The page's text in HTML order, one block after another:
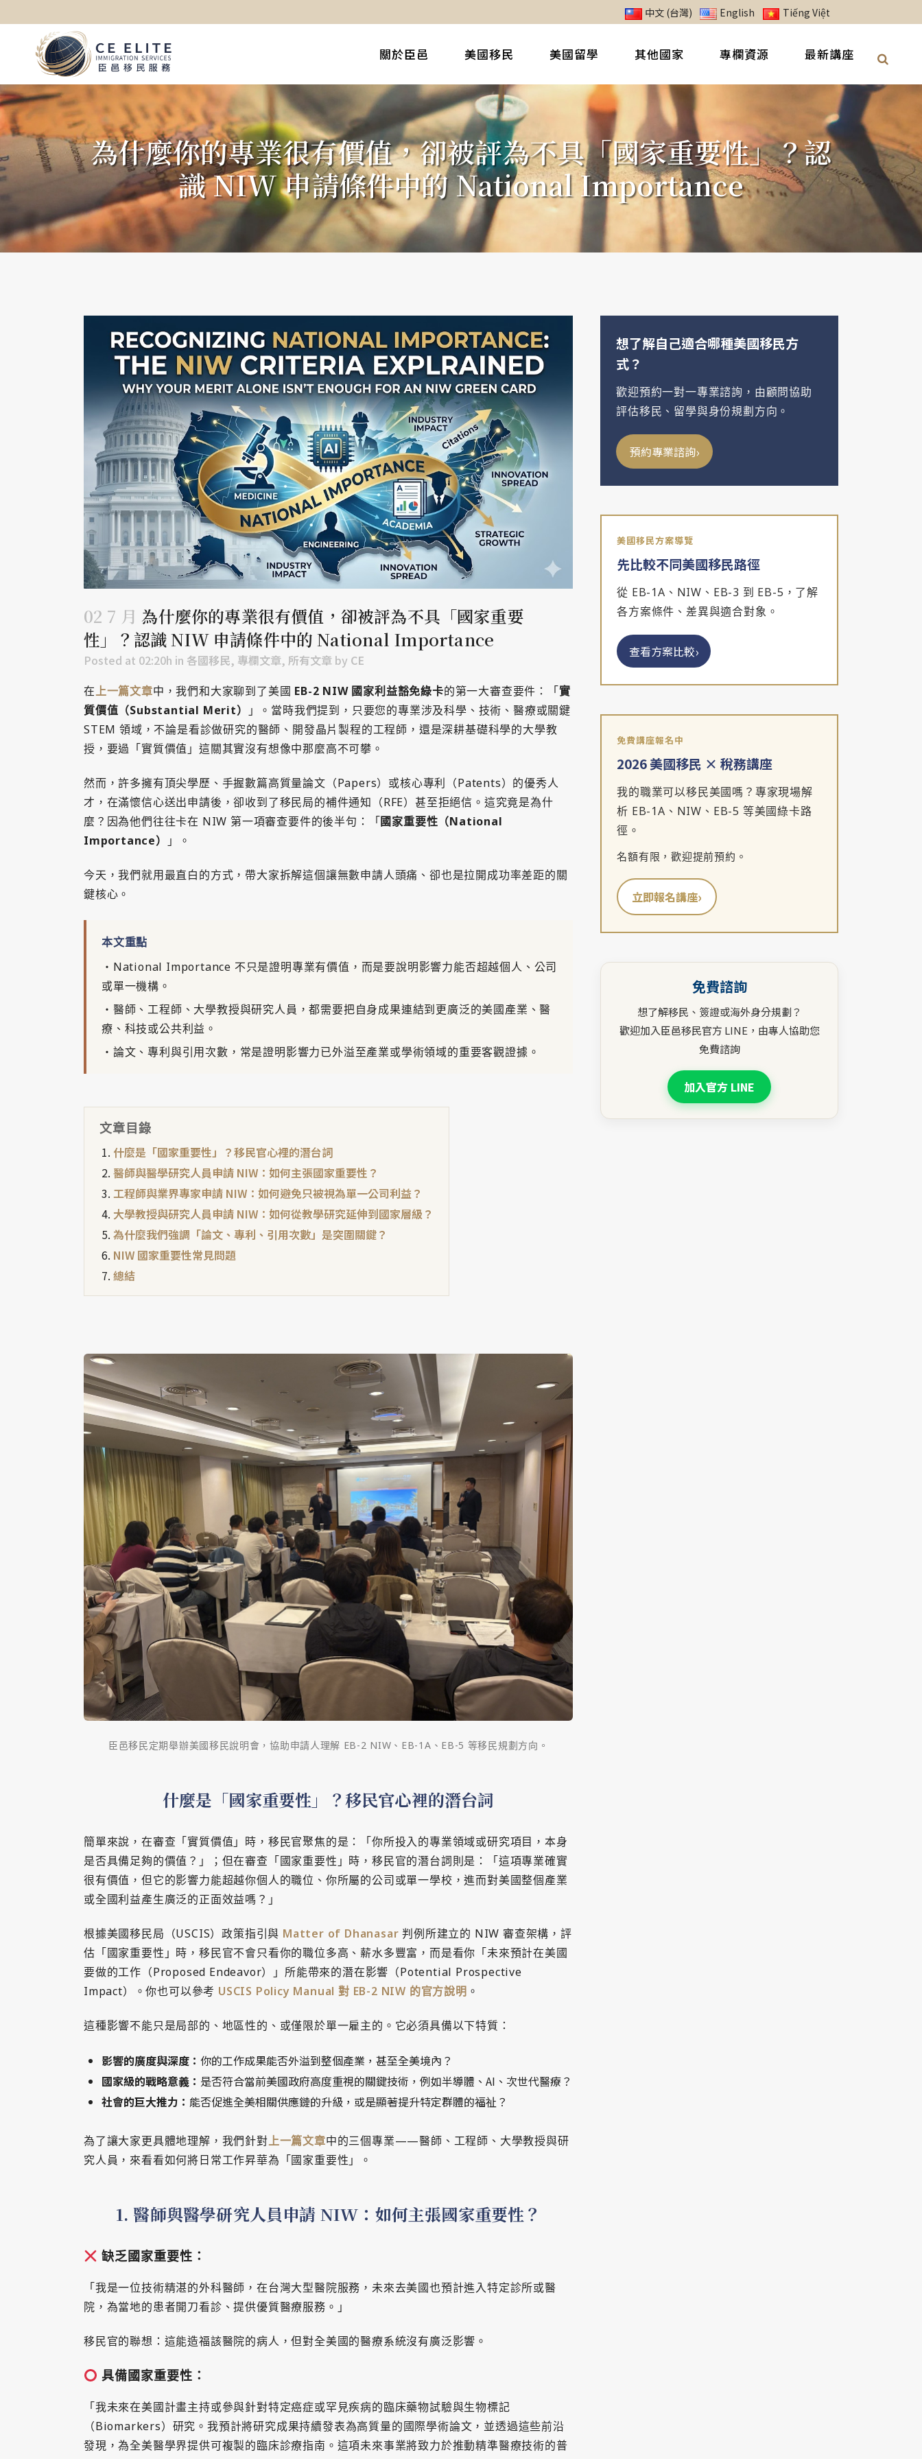
中文 (台灣) English Tiếng Việt
關於臣邑 美國移民 美國留學 其他國家 專欄資源 最新講座
為什麼你的專業很有價值，卻被評為不具「國家重要性」？認
識 NIW 申請條件中的 National Importance
02 7 月 為什麼你的專業很有價值，卻被評為不具「國家重要
性」？認識 NIW 申請條件中的 National Importance
Posted at 02:20h in 各國移民, 專欄文章, 所有文章 by CE
在上一篇文章中，我們和大家聊到了美國 EB-2 NIW 國家利益豁免綠卡的第一大審查要件：「實
質價值（Substantial Merit）
」。當時我們提到，只要您的專業涉及科學、技術、醫療或關鍵
STEM 領域，不論是看診做研究的醫師、開發晶片製程的工程師，還是深耕基礎科學的大學教
授，要過「實質價值」這關其實沒有想像中那麼高不可攀。
然而，許多擁有頂尖學歷、手握數篇高質量論文（Papers）或核心專利（Patents）的優秀人
才，在滿懷信心送出申請後，卻收到了移民局的補件通知（RFE）甚至拒絕信。這究竟是為什
麼？因為他們往往卡在 NIW 第一項審查要件的後半句：「國家重要性（National
Importance）
」。
今天，我們就用最直白的方式，帶大家拆解這個讓無數申請人頭痛、卻也是拉開成功率差距的關
鍵核心。
本文重點
・National Importance 不只是證明專業有價值，而是要說明影響力能否超越個人、公司
或單一機構。
・醫師、工程師、大學教授與研究人員，都需要把自身成果連結到更廣泛的美國產業、醫
療、科技或公共利益。
・論文、專利與引用次數，常是證明影響力已外溢至產業或學術領域的重要客觀證據。
文章目錄
什麼是「國家重要性」？移民官心裡的潛台詞
醫師與醫學研究人員申請 NIW：如何主張國家重要性？
工程師與業界專家申請 NIW：如何避免只被視為單一公司利益？
大學教授與研究人員申請 NIW：如何從教學研究延伸到國家層級？
為什麼我們強調「論文、專利、引用次數」是突圍關鍵？
NIW 國家重要性常見問題
總結
臣邑移民定期舉辦美國移民說明會，協助申請人理解 EB-2 NIW、EB-1A、EB-5 等移民規劃方向。
什麼是「國家重要性」？移民官心裡的潛台詞
簡單來說，在審查「實質價值」時，移民官聚焦的是：「你所投入的專業領域或研究項目，本身
是否具備足夠的價值？」；但在審查「國家重要性」時，移民官的潛台詞則是：「這項專業確實
很有價值，但它的影響力能超越你個人的職位、你所屬的公司或單一學校，進而對美國整個產業
或全國利益產生廣泛的正面效益嗎？」
根據美國移民局（USCIS）政策指引與 Matter of Dhanasar 判例所建立的 NIW 審查架構，評
估「國家重要性」時，移民官不會只看你的職位多高、薪水多豐富，而是看你「未來預計在美國
要做的工作（Proposed Endeavor）」所能帶來的潛在影響（Potential Prospective
Impact）。你也可以參考 USCIS Policy Manual 對 EB-2 NIW 的官方說明 。
這種影響不能只是局部的、地區性的、或僅限於單一雇主的。它必須具備以下特質：
影響的廣度與深度： 你的工作成果能否外溢到整個產業，甚至全美境內？
國家級的戰略意義： 是否符合當前美國政府高度重視的關鍵技術，例如半導體、AI、次世代醫療？
社會的巨大推力： 能否促進全美相關供應鏈的升級，或是顯著提升特定群體的福祉？
為了讓大家更具體地理解，我們針對上一篇文章中的三個專業——醫師、工程師、大學教授與研
究人員，來看看如何將日常工作昇華為「國家重要性」。
1. 醫師與醫學研究人員申請 NIW：如何主張國家重要性？
缺乏國家重要性：
「我是一位技術精湛的外科醫師，在台灣大型醫院服務，未來去美國也預計進入特定診所或醫
院，為當地的患者開刀看診、提供優質醫療服務。」
移民官的聯想：這能造福該醫院的病人，但對全美國的醫療系統沒有廣泛影響。
具備國家重要性：
「我未來在美國計畫主持或參與針對特定癌症或罕見疾病的臨床藥物試驗與生物標記
（Biomarkers）研究。我預計將研究成果持續發表為高質量的國際學術論文，並透過這些前沿
發現，為全美醫學界提供可複製的臨床診療指南。這項未來事業將致力於推動精準醫療技術的普
想了解自己適合哪種美國移民方
式？
歡迎預約一對一專業諮詢，由顧問協助
評估移民、留學與身份規劃方向。
預約專業諮詢›
美國移民方案導覽
先比較不同美國移民路徑
從 EB-1A、NIW、EB-3 到 EB-5，了解
各方案條件、差異與適合對象。
查看方案比較›
免費講座報名中
2026 美國移民 × 稅務講座
我的職業可以移民美國嗎？專家現場解
析 EB-1A、NIW、EB-5 等美國綠卡路
徑。
名額有限，歡迎提前預約。
立即報名講座›
免費諮詢
想了解移民、簽證或海外身分規劃？
歡迎加入臣邑移民官方 LINE，由專人協助您
免費諮詢
加入官方 LINE